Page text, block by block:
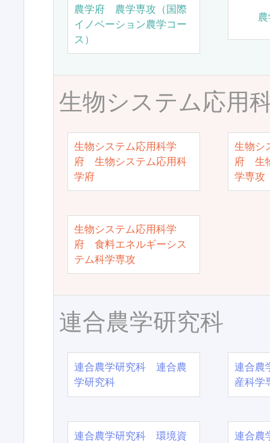
農学府 農学専攻（国際
イノベーション農学コー
ス）
生物システム応用
生物システム応用科学
府 生物システム応用科
学府
生物シ
府 生
学専攻
生物システム応用科学
府 食料エネルギーシス
テム科学専攻
連合農学研究科
連合農学研究科 連合農
学研究科
連合農
産科学
連合農学研究科 環境資
連合農